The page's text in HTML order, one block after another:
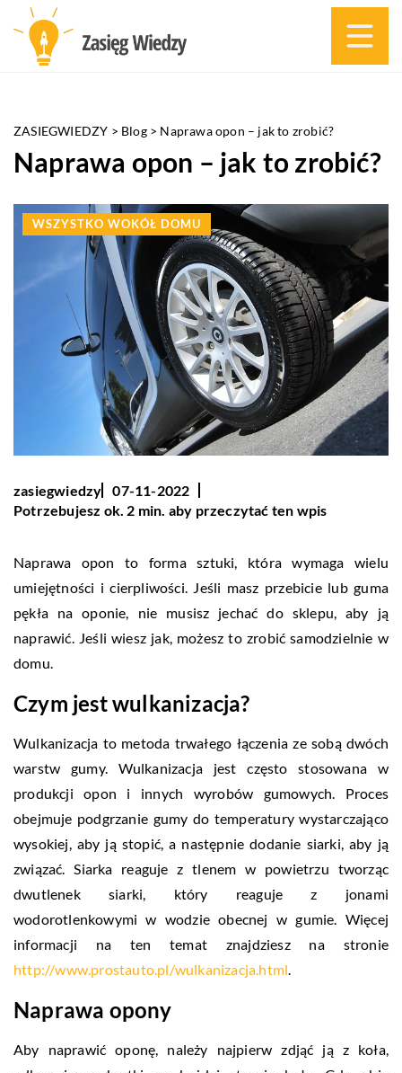
ZASIEGWIEDZY > Blog> Naprawa opon – jak to zrobić?
Naprawa opon – jak to zrobić?
WSZYSTKO WOKÓŁ DOMU
zasiegwiedzy
07-11-2022
Potrzebujesz ok. 2 min. aby przeczytać ten wpis
Naprawa opon to forma sztuki, która wymaga wielu
umiejętności i cierpliwości. Jeśli masz przebicie lub guma
pękła na oponie, nie musisz jechać do sklepu, aby ją
naprawić. Jeśli wiesz jak, możesz to zrobić samodzielnie w
domu.
Czym jest wulkanizacja?
Wulkanizacja to metoda trwałego łączenia ze sobą dwóch
warstw gumy. Wulkanizacja jest często stosowana w
produkcji opon i innych wyrobów gumowych. Proces
obejmuje podgrzanie gumy do temperatury wystarczająco
wysokiej, aby ją stopić, a następnie dodanie siarki, aby ją
związać. Siarka reaguje z tlenem w powietrzu tworząc
dwutlenek siarki, który reaguje z jonami
wodorotlenkowymi w wodzie obecnej w gumie. Więcej
informacji na ten temat znajdziesz na stronie
http://www.prostauto.pl/wulkanizacja.html
Naprawa opony
Aby naprawić oponę, należy najpierw zdjąć ją z koła,